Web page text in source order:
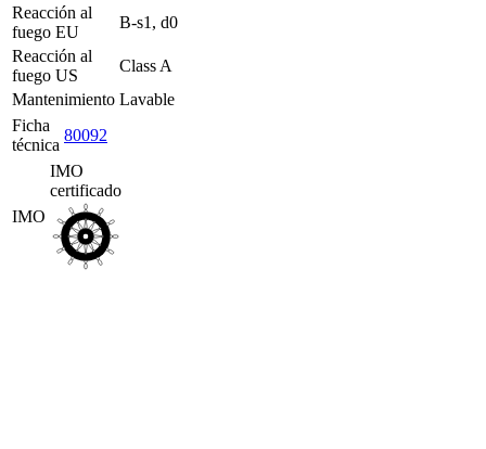
Reacción al
fuego EU
B-s1, d0
Reacción al
fuego US
Class A
Mantenimiento Lavable
Ficha
técnica
80092
IMO
IMO
certificado